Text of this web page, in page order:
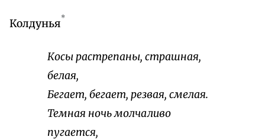
Колдунья*
Косы растрепаны, страшная,
белая,
Бегает, бегает, резвая, смелая.
Темная ночь молчаливо
пугается,